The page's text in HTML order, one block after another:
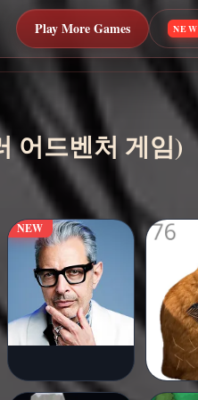
Play More Games NEW
어드벤처 게임)
NEW